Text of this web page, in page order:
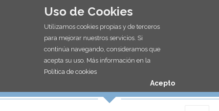
Uso de Cookies
Utilizamos cookies propias y de terceros
para mejorar nuestros servicios. Si
continúa navegando, consideramos que
acepta su uso. Más información en la
Política de cookies
Acepto